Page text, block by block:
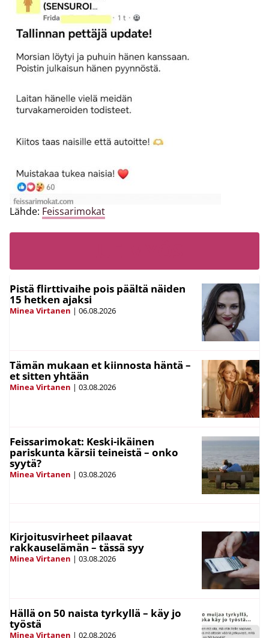
Lähde: Feissarimokat
Pistä flirttivaihe pois päältä näiden
15 hetken ajaksi
Minea Virtanen | 06.08.2026
Tämän mukaan et kiinnosta häntä –
et sitten yhtään
Minea Virtanen | 03.08.2026
Feissarimokat: Keski-ikäinen
pariskunta kärsii teineistä – onko
syytä?
Minea Virtanen | 03.08.2026
Kirjoitusvirheet pilaavat
rakkauselämän – tässä syy
Minea Virtanen | 03.08.2026
Hällä on 50 naista tyrkyllä – käy jo
työstä
Minea Virtanen | 02.08.2026